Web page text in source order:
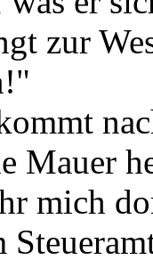
zur
Mauer
mich